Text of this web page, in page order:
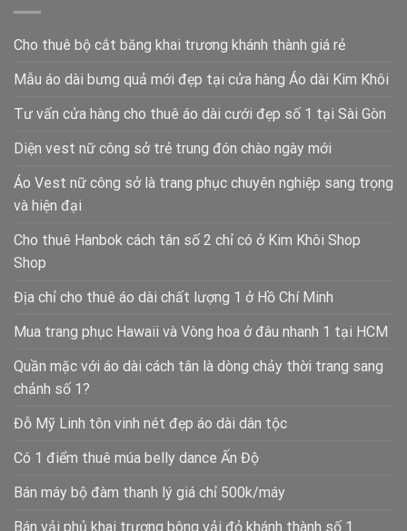
Cho thuê bộ cắt băng khai trương khánh thành giá rẻ
Mẫu áo dài bưng quả mới đẹp tại cửa hàng Áo dài Kim Khôi
Tư vấn cửa hàng cho thuê áo dài cưới đẹp số 1 tại Sài Gòn
Diện vest nữ công sở trẻ trung đón chào ngày mới
Áo Vest nữ công sở là trang phục chuyên nghiệp sang trọng
và hiện đại
Cho thuê Hanbok cách tân số 2 chỉ có ở Kim Khôi Shop
Shop
Địa chỉ cho thuê áo dài chất lượng 1 ở Hồ Chí Minh
Mua trang phục Hawaii và Vòng hoa ở đâu nhanh 1 tại HCM
Quần mặc với áo dài cách tân là dòng chảy thời trang sang
chảnh số 1?
Đỗ Mỹ Linh tôn vinh nét đẹp áo dài dân tộc
Có 1 điểm thuê múa belly dance Ấn Độ
Bán máy bộ đàm thanh lý giá chỉ 500k/máy
Bán vải phủ khai trương bông vải đỏ khánh thành số 1